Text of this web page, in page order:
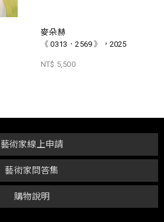
麥朵赫
《 0313．2569 》，2025
NT$ 5,500
購物說明
藝術家問答集
藝術家線上申請